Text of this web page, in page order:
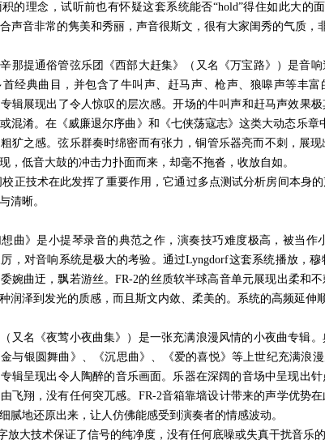
的理念，试听前也有怀疑这套系统能否“hold”得住如此大的
声音非常的隽美和秀丽，声音很斯文，很有大家闺秀的气质，
那提通俗管弦乐团《西部大赶集》（又名《万宝路》）是音
经典曲目，并包含了牛叫声、赶马声、枪声、狼嗥声等丰富
辑展现出了令人惊叹的层次感。开场的牛叫声和赶马声效果
混淆。在《威廉退尔序曲》和《七侠荡寇志》这类大动态乐章
犷之感。弦乐群奏时绵密而有张力，铜管乐器亮而不刺，展
，低音大鼓的冲击力扑面而来，却毫不拖沓，收放自如。
校正技术在此发挥了重要作用，它通过多点测试分析房间本身
清晰。
曲》是小提琴录音的典范之作，演奏技巧难度极高，被当
，对音响系统是极大的考验。通过Lyngdorf这套系统播放，
婉曲迂，飘若游丝。FR-2的丝质软半球高音单元展现出柔和
润泽到发光的质感，而且斯文内敛、柔美的。系统的高频延伸
（又名《夜莺小夜曲集》）是一张充满浪漫风情的小夜曲专辑
与银圆舞曲》、《沉思曲》、《爱的喜悦》等上世纪充满浪
辑呈现出令人陶醉的音乐画面。乐器在深阔的音场中呈现出
飞翔，没有任何突兀感。 FR-2音箱靠墙设计带来的声学优势
腻地还原出来，让人仿佛能感受到演奏者的情感波动。
放大技术保证了信号的纯净度，没有任何底噪或失真干扰音乐